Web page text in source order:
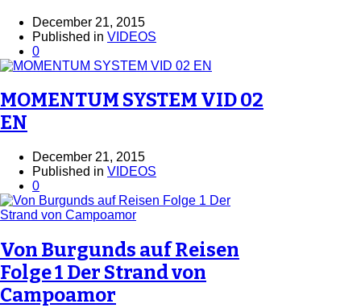
December 21, 2015
Published in VIDEOS
0
MOMENTUM SYSTEM VID 02
EN
December 21, 2015
Published in VIDEOS
0
Von Burgunds auf Reisen
Folge 1 Der Strand von
Campoamor